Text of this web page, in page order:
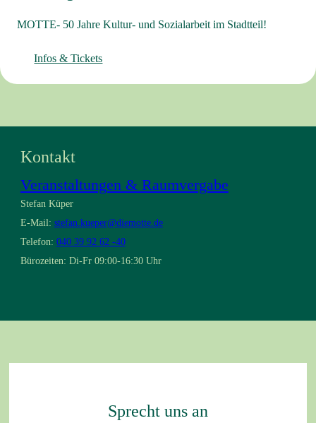
MOTTE- 50 Jahre Kultur- und Sozialarbeit im Stadtteil!
Infos & Tickets
Kontakt
Veranstaltungen & Raumvergabe
Stefan Küper
E-Mail: stefan.kueper@diemotte.de
Telefon: 040 39 92 62 -40
Bürozeiten: Di-Fr 09:00-16:30 Uhr
Sprecht uns an